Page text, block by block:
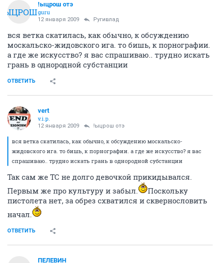
!ЫЦРОШ
!ыцрош отэ
guru
12 января 2009 Ругивлад
вся ветка скатилась, как обычно, к обсуждению
москальско-жидовского ига. то бишь, к порнографии.
а где же искусство? я вас спрашиваю.. трудно искать
грань в однородной субстанции
ОТВЕТИТЬ
vert
v.i.p.
12 января 2009 !ыцрош отэ
вся ветка скатилась, как обычно, к обсуждению москальско-
жидовского ига. то бишь, к порнографии. а где же искусство? я вас
спрашиваю.. трудно искать грань в однородной субстанции
Так сам же ТС не долго девочкой прикидывался.
Первым же про культуру и забыл.
Поскольку
пистолета нет, за обрез схватился и сквернословить
начал.
ОТВЕТИТЬ
ПЕЛЕВИН